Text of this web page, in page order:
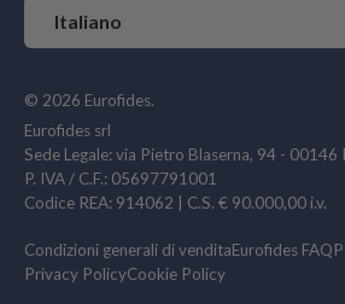
Italiano
© 2026 Eurofides.
Eurofides srl
Sede Legale: via Pietro Blaserna, 94 - 00146
P. IVA / C.F.: 05697791001
Codice REA: 914062 | C.S. € 90.000,00 i.v.
Condizioni generali di venditaEurofides FAQ
Privacy PolicyCookie Policy